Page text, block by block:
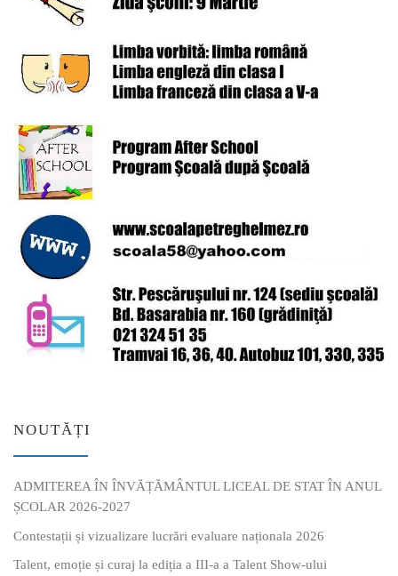
NOUTĂȚI
ADMITEREA ÎN ÎNVĂȚĂMÂNTUL LICEAL DE STAT ÎN ANUL
ȘCOLAR 2026-2027
Contestații și vizualizare lucrări evaluare naționala 2026
Talent, emoție și curaj la ediția a III-a a Talent Show-ului